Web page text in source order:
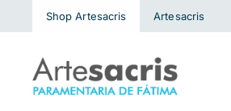
Shop Artesacris Artesacris